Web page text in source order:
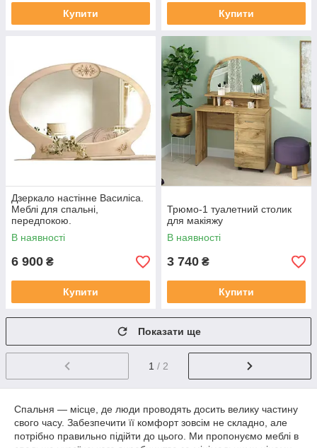
Купити Купити
Дзеркало настінне Василіса.
Меблі для спальні,
передпокою.
В наявності
6 900 ₴
Купити
Трюмо-1 туалетний столик
для макіяжу
В наявності
3 740 ₴
Купити
Показати ще
1 / 2
Спальня — місце, де люди проводять досить велику частину
свого часу. Забезпечити її комфорт зовсім не складно, але
потрібно правильно підійти до цього. Ми пропонуємо меблі в